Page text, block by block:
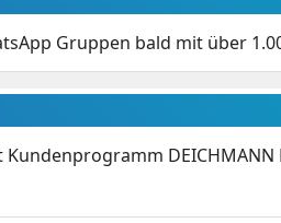
Gruppen bald mit über
Kundenprogramm DEICHMANN